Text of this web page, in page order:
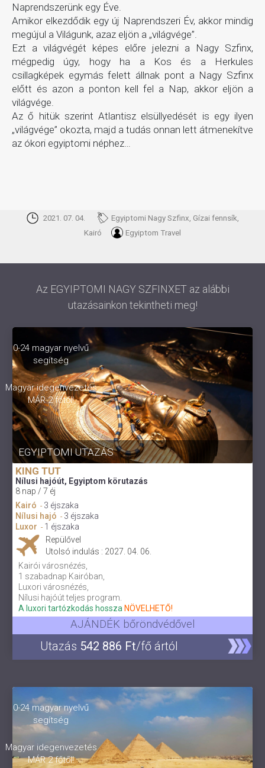
Naprendszerünk egy Éve.
Amikor elkezdődik egy új Naprendszeri Év, akkor mindig
megújul a Világunk, azaz eljön a „világvége”.
Ezt a világvégét képes előre jelezni a Nagy Szfinx,
mégpedig úgy, hogy ha a Kos és a Herkules
csillagképek egymás felett állnak pont a Nagy Szfinx
előtt és azon a ponton kell fel a Nap, akkor eljön a
világvége.
Az ő hitük szerint Atlantisz elsüllyedését is egy ilyen
„világvége” okozta, majd a tudás onnan lett átmenekítve
az ókori egyiptomi néphez…
2021. 07. 04.
Egyiptomi Nagy Szfinx, Gízai fennsík,
Kairó
Egyiptom Travel
Az EGYIPTOMI NAGY SZFINXET az alábbi
utazásainkon tekintheti meg!
EGYIPTOMI UTAZÁS
0-24 magyar nyelvű
segítség
Magyar idegenvezetés
MÁR 2 főtől!
KING TUT
Nílusi hajóút, Egyiptom körutazás
8 nap / 7 éj
Kairó - 3 éjszaka
Nílusi hajó - 3 éjszaka
Luxor - 1 éjszaka
Repülővel
Utolsó indulás : 2027. 04. 06.
Kairói városnézés,
1 szabadnap Kairóban,
Luxori városnézés,
Nílusi hajóút teljes program.
A luxori tartózkodás hossza NÖVELHETŐ!
AJÁNDÉK bőröndvédővel
Utazás 542 886 Ft/fő ártól
0-24 magyar nyelvű
segítség
Magyar idegenvezetés
MÁR 2 főtől!